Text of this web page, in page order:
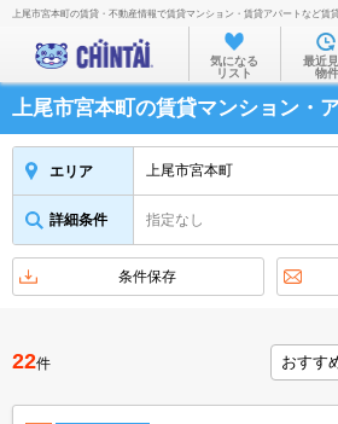
お部屋を探す
沿線・駅か
住所から
物件特集
不動産会
TOP
上尾市宮本町の賃貸・不動産情報で賃貸マンション・賃貸アパートなど賃
気になる
リスト
最近
物件
上尾市宮本町の賃貸マンション・
エリア 上尾市宮本町
詳細条件 指定なし
条件保存
22件